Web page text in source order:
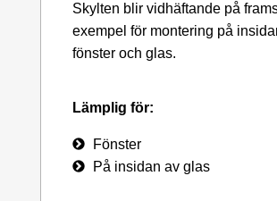
Skylten blir vidhäftande på
exempel för montering på
fönster och glas.
Lämplig för:
Fönster
På insidan av glas